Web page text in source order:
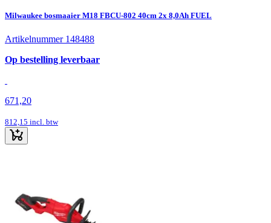
Milwaukee bosmaaier M18 FBCU-802 40cm 2x 8,0Ah FUEL
Artikelnummer 148488
Op bestelling leverbaar
671,20
812,15 incl. btw